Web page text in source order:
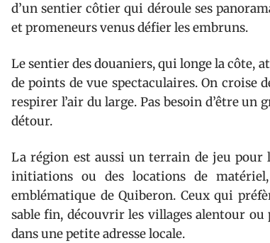
d’un sentier côtier qui déroule ses
et promeneurs venus défier les embruns.
Le sentier des douaniers, qui longe la côte,
de points de vue spectaculaires. On croise
respirer l’air du large. Pas besoin d’être
détour.
La région est aussi un terrain de jeu pour
initiations ou des locations de
emblématique de Quiberon. Ceux qui
sable fin, découvrir les villages alentour
dans une petite adresse locale.